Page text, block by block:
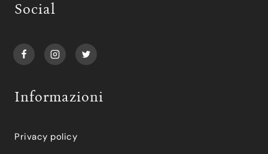
Social
Informazioni
Privacy policy